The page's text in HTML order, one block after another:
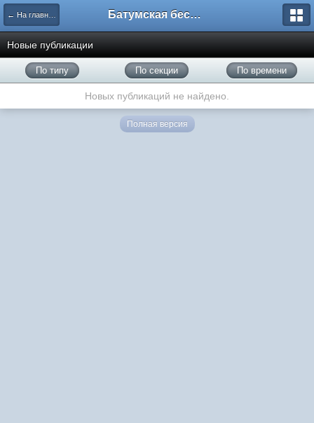
← На главную Батумская беседка
Новые публикации
По типу По секции По времени
Новых публикаций не найдено.
Полная версия